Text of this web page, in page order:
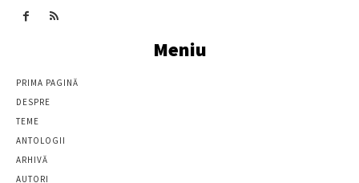
Meniu
PRIMA PAGINĂ
DESPRE
TEME
ANTOLOGII
ARHIVĂ
AUTORI